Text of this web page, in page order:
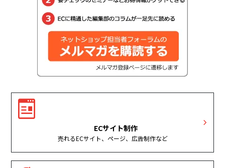
ECサイト制作
売れるECサイト、ページ、広告制作など